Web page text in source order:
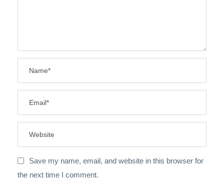
Save my name, email, and website in this browser for
the next time I comment.